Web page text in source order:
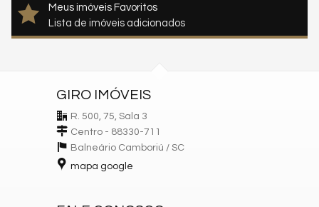
Meus imóveis Favoritos
Lista de imóveis adicionados
GIRO IMÓVEIS
R. 500, 75, Sala 3
Centro - 88330-711
Balneário Camboriú / SC
mapa google